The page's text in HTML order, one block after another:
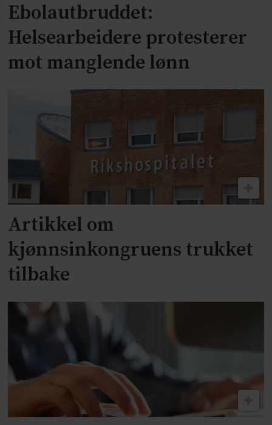
Ebolautbruddet:
Helsearbeidere protesterer
mot manglende lønn
Artikkel om
kjønnsinkongruens trukket
tilbake